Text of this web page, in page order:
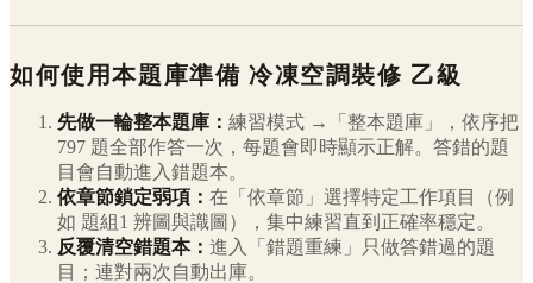
如何使用本題庫準備冷凍空調裝修 乙級
先做一輪整本題庫： 練習模式 →「整本題庫」，依序把
797 題全部作答一次，每題會即時顯示正解。答錯的題
目會自動進入錯題本。
依章節鎖定弱項： 在「依章節」選擇特定工作項目（例
如 題組1 辨圖與識圖 ），集中練習直到正確率穩定。
反覆清空錯題本： 進入「錯題重練」只做答錯過的題
目；連對兩次自動出庫。